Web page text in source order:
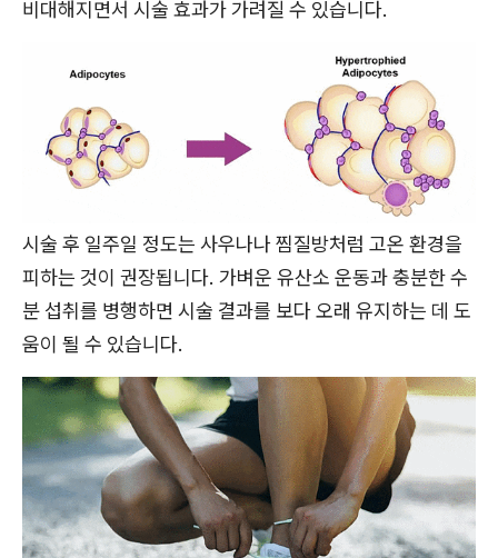
비대해지면서 시술 효과가 가려질 수 있습니다.
시술 후 일주일 정도는 사우나나 찜질방처럼 고온 환경을
피하는 것이 권장됩니다. 가벼운 유산소 운동과 충분한 수
분 섭취를 병행하면 시술 결과를 보다 오래 유지하는 데 도
움이 될 수 있습니다.